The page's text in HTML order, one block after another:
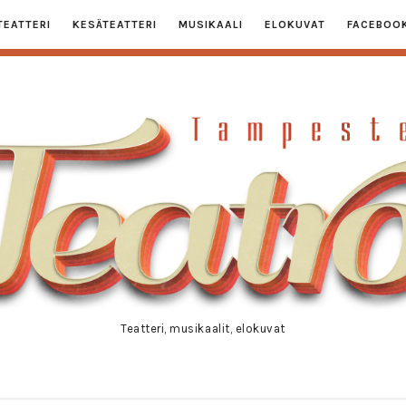
KESÄTEATTERI MUSIKAALI ELOKUVAT
Teatteri, musikaalit, elokuvat